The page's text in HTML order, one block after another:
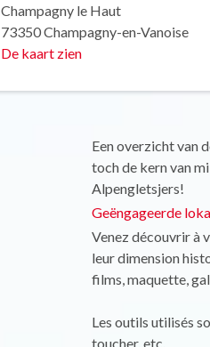
Champagny le Haut
73350 Champagny-en-Vanoise
De kaart zien
Een overzicht van
toch de kern van
Alpengletsjers!
Geëngageerde
Venez découvrir à
leur dimension
films, maquette,
Les outils utilisés
toucher, etc.